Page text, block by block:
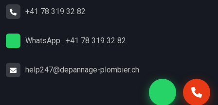
+41 78 319 32 82
WhatsApp : +41 78 319 32 82
help247@depannage-plombier.ch